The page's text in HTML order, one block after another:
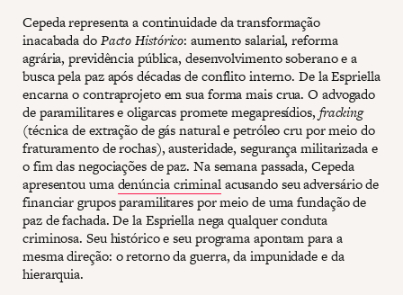
Cepeda representa a continuidade da transformação
inacabada doPacto Histórico: aumento salarial, reforma
agrária, previdência pública, desenvolvimento soberano e a
busca pela paz após décadas de conflito interno. De la Espriella
encarna o contraprojeto em sua forma mais crua. O advogado
de paramilitares e oligarcas promete megapresídios, fracking
(técnica de extração de gás natural e petróleo cru por meio do
fraturamento de rochas), austeridade, segurança militarizada e
o fim das negociações de paz. Na semana passada, Cepeda
apresentou umadenúncia criminalacusando seu adversário de
financiar grupos paramilitares por meio de uma fundação de
paz de fachada. De la Espriella nega qualquer conduta
criminosa. Seu histórico e seu programa apontam para a
mesma direção: o retorno da guerra, da impunidade e da
hierarquia.